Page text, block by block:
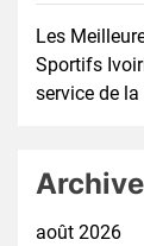
Les
Sportifs
service de
août 2026